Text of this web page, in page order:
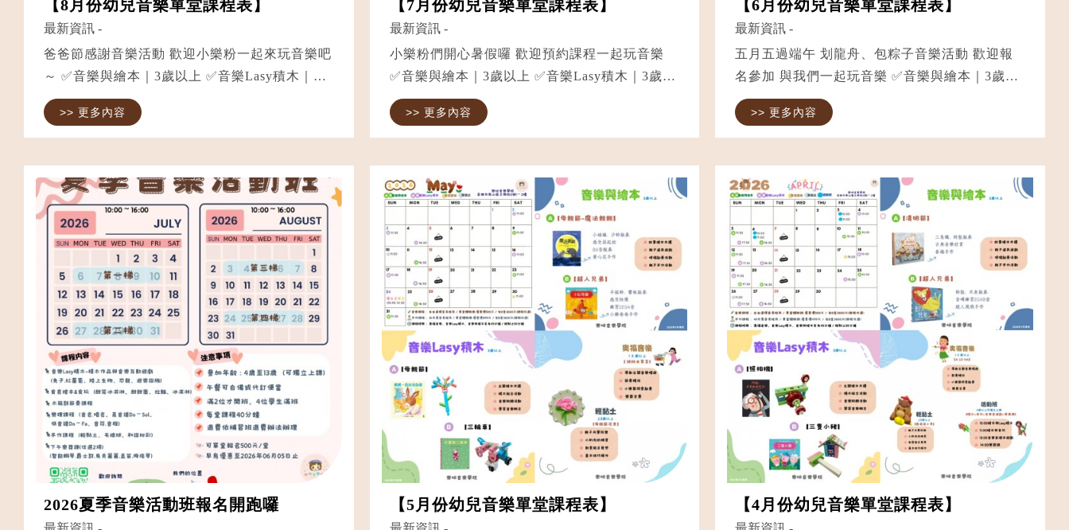
【8月份幼兒音樂單堂課程表】
最新資訊 -
爸爸節感謝音樂活動 歡迎小樂粉一起來玩音樂吧
～ ✅音樂與繪本｜3歲以上 ✅音樂Lasy積木｜3
歲以上 ✅奧福音樂｜1.5歲以上 ✅黏土手作｜4歲
以上 ⭐️音樂課程時數皆為45分鐘 ⭐️手作課為50-
>> 更多內容
【7月份幼兒音樂單堂課程表】
最新資訊-
小樂粉們開心暑假囉 歡迎預約課程一起玩音樂
✅音樂與繪本｜3歲以上 ✅音樂Lasy積木｜3歲以
上 ✅奧福音樂｜1.5歲以上 ✅毛線球手作｜4歲以
上 ⭐️音樂課程時數皆為45分鐘 ⭐️手作課為50-60
>> 更多內容
【6月份幼兒音樂單堂課程表】
最新資訊 -
五月五過端午 划龍舟、包粽子音樂活動 歡迎報
名參加 與我們一起玩音樂 ✅音樂與繪本｜3歲以
上 ✅音樂Lasy積木｜3歲以上 ✅奧福音樂｜1.5歲
以上 ✅輕黏土手作｜2.5歲以上 ⭐️音樂課程時數
>> 更多內容
2026夏季音樂活動班報名開跑囉 【5月份幼兒音樂單堂課程表】 【4月份幼兒音樂單堂課程表】